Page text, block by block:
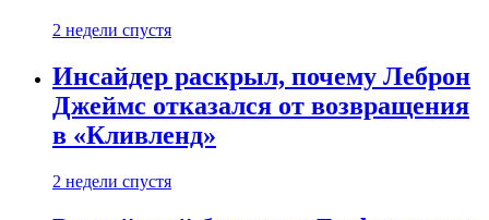
2 недели спустя
Инсайдер раскрыл, почему Леброн
Джеймс отказался от возвращения
в «Кливленд»
2 недели спустя